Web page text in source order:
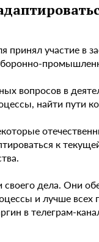
участие в
вопросов в
найти пути
к
дела. Они
и лучше
в телеграм-